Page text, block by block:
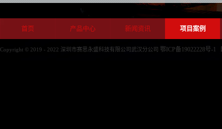
首页 产品中心 新闻资讯 项目案例
Copyright © 2019 - 2022 深圳市赛思永盛科技有限公司武汉分公司 鄂ICP备19022228号-1